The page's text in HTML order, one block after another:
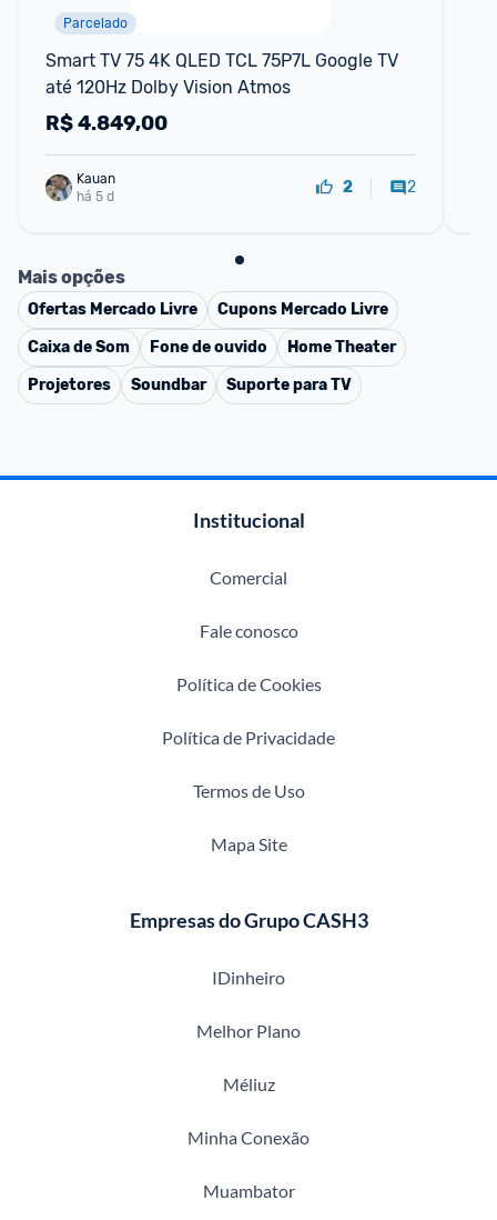
Parcelado
Smart TV 75 4K QLED TCL 75P7L Google TV
até 120Hz Dolby Vision Atmos
R$4.849,00
Kauan
há 5 d
2 2
Mais opções
Ofertas Mercado Livre Cupons Mercado Livre
Caixa de Som
Fone de ouvido
Home Theater
Projetores
Soundbar Suporte para TV
Institucional
Comercial
Fale conosco
Política de Cookies
Política de Privacidade
Termos de Uso
Mapa Site
Empresas do Grupo CASH3
IDinheiro
Melhor Plano
Méliuz
Minha Conexão
Muambator